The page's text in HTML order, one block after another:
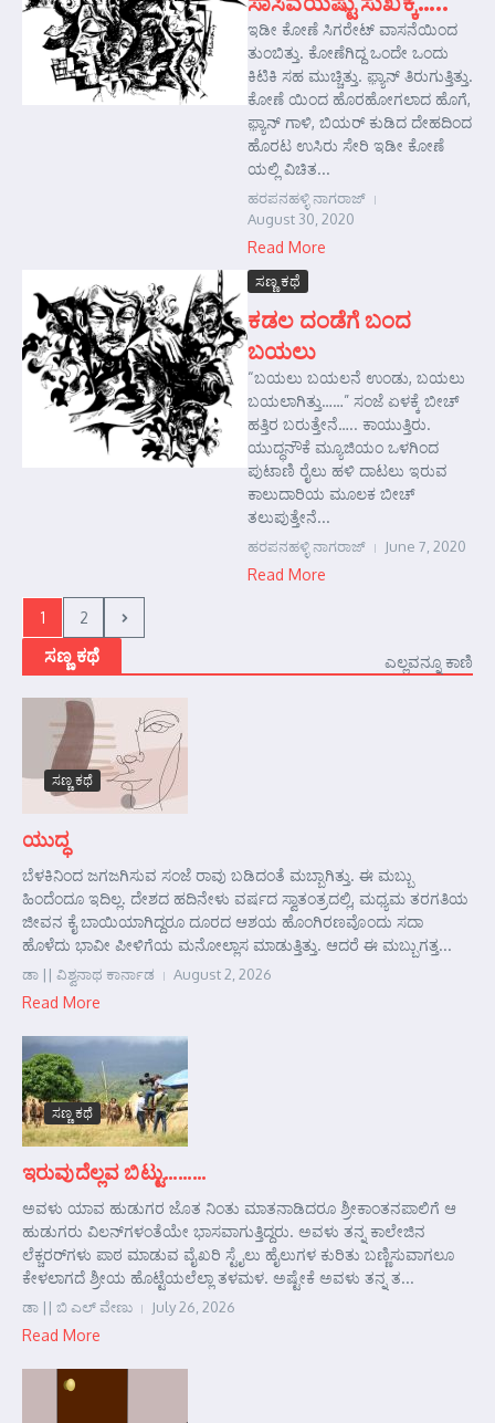
ಇಡೀ ಕೋಣೆ ಸಿಗರೇಟ್ ವಾಸನೆಯಿಂದ
ತುಂಬಿತ್ತು. ಕೋಣೆಗಿದ್ದ ಒಂದೇ ಒಂದು
ಕಿಟಿಕಿ ಸಹ ಮುಚ್ಚಿತ್ತು. ಫ಼್ಯಾನ್ ತಿರುಗುತ್ತಿತ್ತು.
ಕೋಣೆ ಯಿಂದ ಹೊರಹೋಗಲಾದ ಹೊಗೆ,
ಫ಼್ಯಾನ್ ಗಾಳಿ, ಬಿಯರ್ ಕುಡಿದ ದೇಹದಿಂದ
ಹೊರಟ ಉಸಿರು ಸೇರಿ ಇಡೀ ಕೋಣೆ
ಯಲ್ಲಿ ವಿಚಿತ...
ಹರಪನಹಳ್ಳಿ ನಾಗರಾಜ್
August 30, 2020
Read More
ಸಣ್ಣ ಕಥೆ
ಕಡಲ ದಂಡೆಗೆ ಬಂದ
ಬಯಲು
“ಬಯಲು ಬಯಲನೆ ಉಂಡು, ಬಯಲು
ಬಯಲಾಗಿತ್ತು……” ಸಂಜೆ ಏಳಕ್ಕೆ ಬೀಚ್
ಹತ್ತಿರ ಬರುತ್ತೇನೆ….. ಕಾಯುತ್ತಿರು.
ಯುದ್ಧನೌಕೆ ಮ್ಯೂಜಿಯಂ ಒಳಗಿಂದ
ಪುಟಾಣಿ ರೈಲು ಹಳಿ ದಾಟಲು ಇರುವ
ಕಾಲುದಾರಿಯ ಮೂಲಕ ಬೀಚ್
ತಲುಪುತ್ತೇನೆ...
ಹರಪನಹಳ್ಳಿ ನಾಗರಾಜ್ June 7, 2020
Read More
1 2
ಸಣ್ಣ ಕಥೆ ಎಲ್ಲವನ್ನೂ ಕಾಣಿ
ಸಣ್ಣ ಕಥೆ
ಯುದ್ಧ
ಬೆಳಕಿನಿಂದ ಜಗಜಗಿಸುವ ಸಂಜೆ ರಾವು ಬಡಿದಂತೆ ಮಬ್ಬಾಗಿತ್ತು. ಈ ಮಬ್ಬು
ಹಿಂದೆಂದೂ ಇದಿಲ್ಲ. ದೇಶದ ಹದಿನೇಳು ವರ್ಷದ ಸ್ವಾತಂತ್ರದಲ್ಲಿ, ಮಧ್ಯಮ ತರಗತಿಯ
ಜೀವನ ಕೈ ಬಾಯಿಯಾಗಿದ್ದರೂ ದೂರದ ಆಶಯ ಹೊಂಗಿರಣವೊಂದು ಸದಾ
ಹೊಳೆದು ಭಾವೀ ಪೀಳಿಗೆಯ ಮನೋಲ್ಲಾಸ ಮಾಡುತ್ತಿತ್ತು. ಆದರೆ ಈ ಮಬ್ಬುಗತ್ತ...
ಡಾ || ವಿಶ್ವನಾಥ ಕಾರ್ನಾಡ August 2, 2026
Read More
ಸಣ್ಣ ಕಥೆ
ಇರುವುದೆಲ್ಲವ ಬಿಟ್ಟು………
ಅವಳು ಯಾವ ಹುಡುಗರ ಜೊತ ನಿಂತು ಮಾತನಾಡಿದರೂ ಶ್ರೀಕಾಂತನಪಾಲಿಗೆ ಆ
ಹುಡುಗರು ವಿಲನ್‌ಗಳಂತೆಯೇ ಭಾಸವಾಗುತ್ತಿದ್ದರು. ಅವಳು ತನ್ನ ಕಾಲೇಜಿನ
ಲೆಕ್ಚರರ್‌ಗಳು ಪಾಠ ಮಾಡುವ ವೈಖರಿ ಸ್ಟೈಲು ಹೈಲುಗಳ ಕುರಿತು ಬಣ್ಣಿಸುವಾಗಲೂ
ಕೇಳಲಾಗದೆ ಶ್ರೀಯ ಹೊಟ್ಟೆಯಲೆಲ್ಲಾ ತಳಮಳ. ಅಷ್ಟೇಕೆ ಅವಳು ತನ್ನ ತ...
ಡಾ || ಬಿ ಎಲ್ ವೇಣು July 26, 2026
Read More